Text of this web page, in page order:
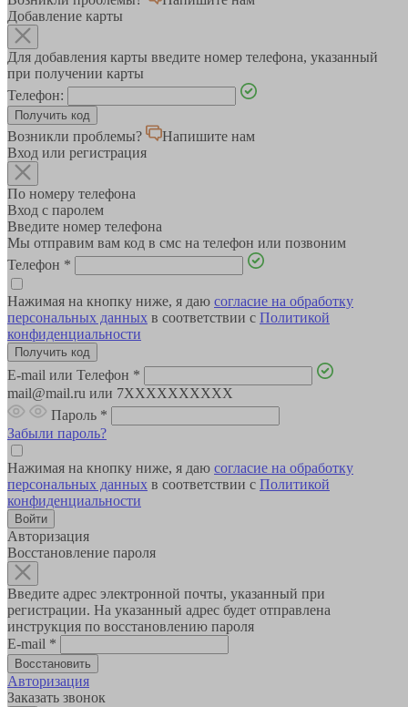
Добавление карты
Для добавления карты введите номер телефона, указанный
при получении карты
Телефон:
Возникли проблемы?
Напишите нам
Вход или регистрация
По номеру телефона
Вход с паролем
Введите номер телефона
Мы отправим вам код в смс на телефон или позвоним
Телефон *
Нажимая на кнопку ниже, я даю согласие на обработку
персональных данных в соответствии с Политикой
конфиденциальности
E-mail или Телефон *
mail@mail.ru или 7XXXXXXXXXX
Пароль *
Забыли пароль?
Нажимая на кнопку ниже, я даю согласие на обработку
персональных данных в соответствии с Политикой
конфиденциальности
Авторизация
Восстановление пароля
Введите адрес электронной почты, указанный при
регистрации. На указанный адрес будет отправлена
инструкция по восстановлению пароля
E-mail *
Авторизация
Заказать звонок